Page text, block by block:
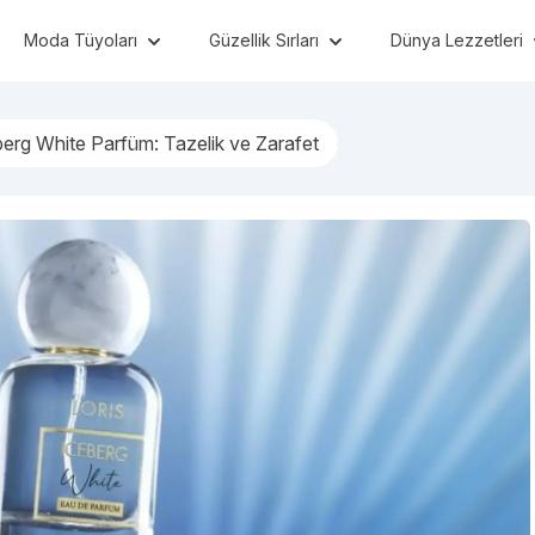
Moda Tüyoları Güzellik Sırları Dünya Lezzetleri
White Parfüm: Tazelik ve Zarafet